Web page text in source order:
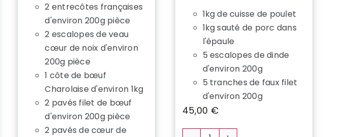
2 entrecôtes françaises
d'environ 200g pièce
2 escalopes de veau
cœur de noix d'environ
200g pièce
1 côte de bœuf
Charolaise d'environ 1kg
2 pavés filet de bœuf
d'environ 200g pièce
2 pavés de cœur de
1kg de cuisse de poulet
1kg sauté de porc dans
l'épaule
5 escalopes de dinde
d'environ 200g
5 tranches de faux filet
d'environ 200g
45,00 €